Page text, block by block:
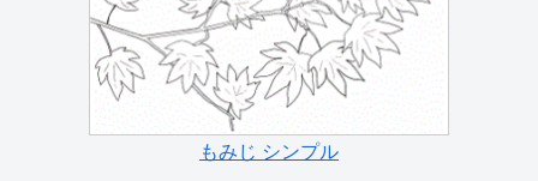
もみじ シンプル